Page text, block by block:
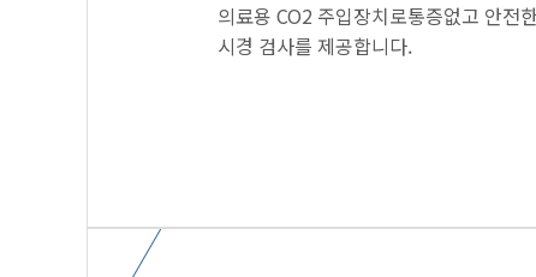
의료용 CO2 주입장치로통증없고 안전
시경 검사를 제공합니다.